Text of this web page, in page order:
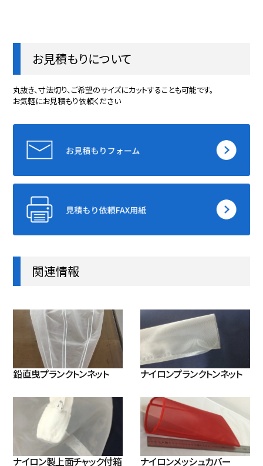
お見積もりについて
丸抜き、寸法切り、ご希望のサイズにカットすることも可能です。
お気軽にお見積もり依頼ください
関連情報
鉛直曳プランクトンネット ナイロンプランクトンネット
ナイロン製上面チャック付箱 ナイロンメッシュカバー